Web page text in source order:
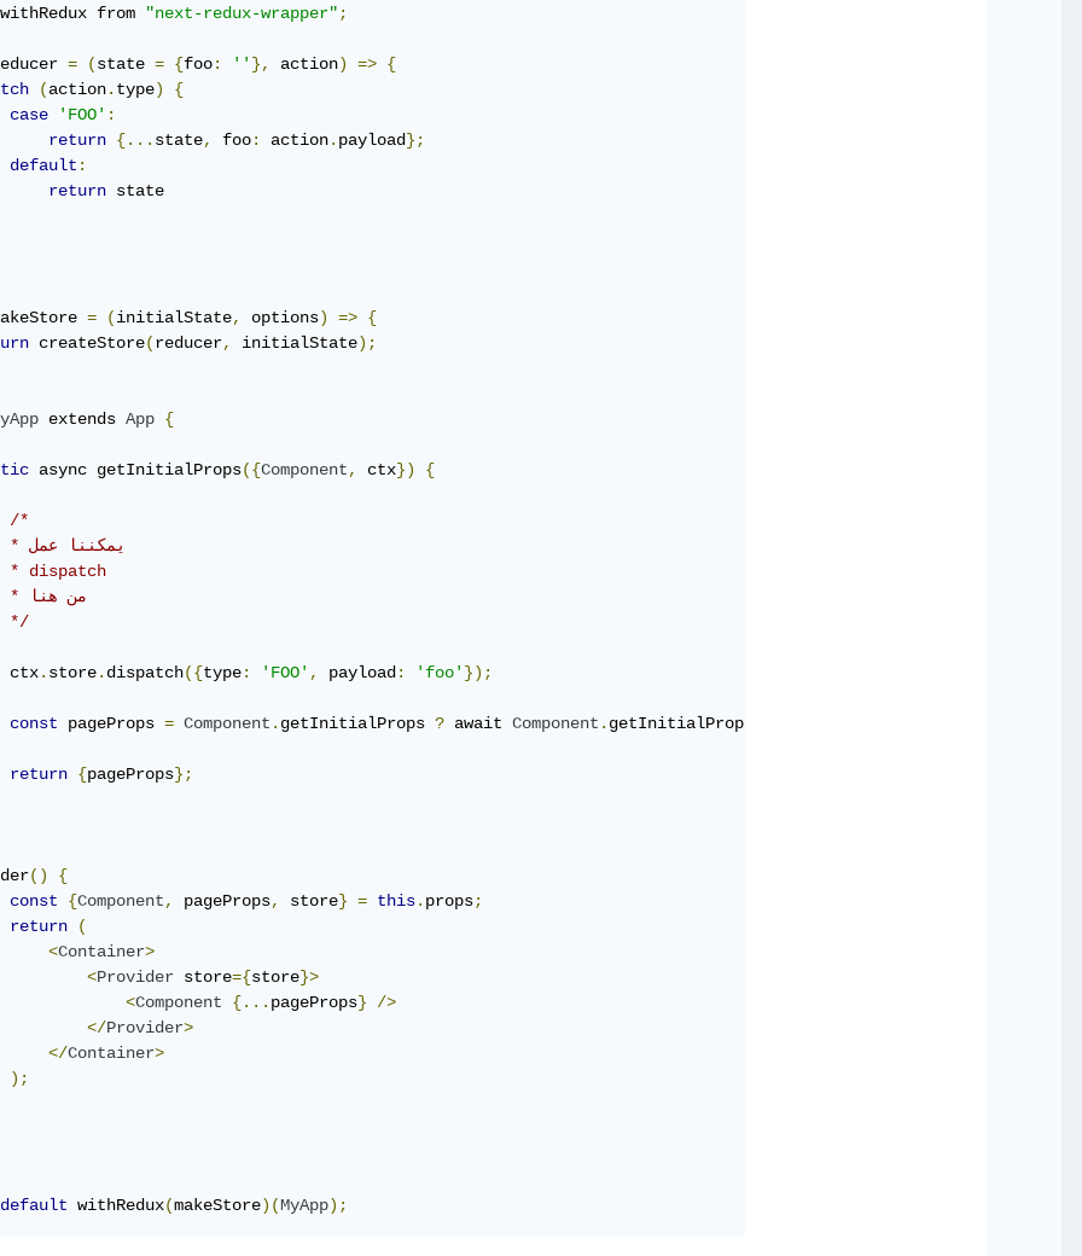
withRedux from "next-redux-wrapper" ;
= (state = {foo: '' }, action) => {
(action. type)
{
case
'FOO' :
return {... state, foo: action. payload};
default :
return state
= (initialState, options) => {
createStore(reducer, initialState);
extends App {
async getInitialProps({Component, ctx}) {
/*
* dispatch
*/
ctx
. store. dispatch({type: 'FOO' , payload : 'foo' });
const pageProps = Component . getInitialProps ? await Component . getInitialProps
return {pageProps};
()
{
const
{Component, pageProps, store} = this. props;
return
(
<Container>
<Provider store={store}>
<Component {... pageProps}
/>
</Provider>
</Container>
);
default withRedux(makeStore)(MyApp);